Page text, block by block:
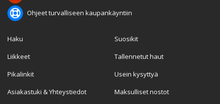
Ohjeet turvalliseen kaupankäyntiin
Haku
Liikkeet
Pikalinkit
Asiakastuki & Yhteystiedot
Suosikit
Tallennetut haut
Usein kysyttyä
Maksulliset nostot